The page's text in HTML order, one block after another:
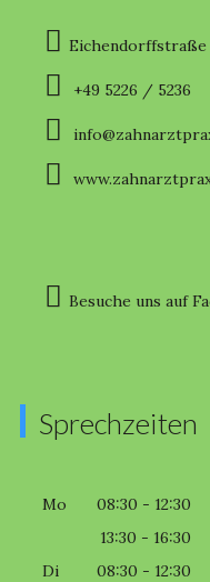
Eichendorffstraße
+49 5226 / 5236
Besuche uns auf
Sprechzeiten
Mo
08:30 - 12:30
13:30 - 16:30
Di
08:30 - 12:30